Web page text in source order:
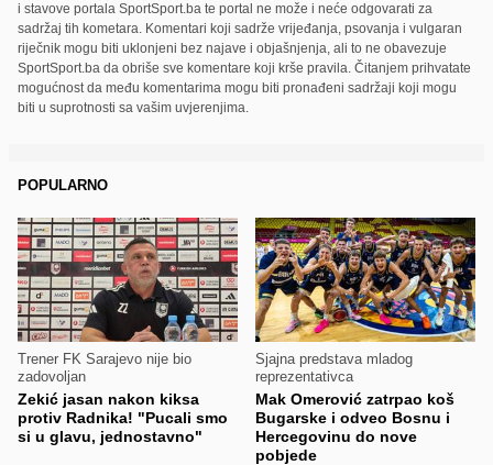
i stavove portala SportSport.ba te portal ne može i neće odgovarati za
sadržaj tih kometara. Komentari koji sadrže vrijeđanja, psovanja i vulgaran
riječnik mogu biti uklonjeni bez najave i objašnjenja, ali to ne obavezuje
SportSport.ba da obriše sve komentare koji krše pravila. Čitanjem prihvatate
mogućnost da među komentarima mogu biti pronađeni sadržaji koji mogu
biti u suprotnosti sa vašim uvjerenjima.
POPULARNO
Trener FK Sarajevo nije bio
zadovoljan
Zekić jasan nakon kiksa
protiv Radnika! "Pucali smo
si u glavu, jednostavno"
Sjajna predstava mladog
reprezentativca
Mak Omerović zatrpao koš
Bugarske i odveo Bosnu i
Hercegovinu do nove
pobjede